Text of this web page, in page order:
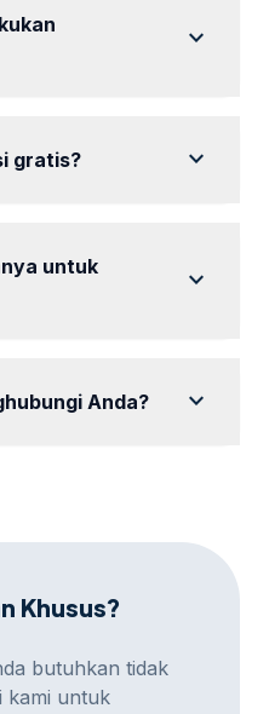
expand_more
gratis? expand_more
untuk
expand_more
Anda? expand_more
Khusus?
butuhkan tidak
kami untuk